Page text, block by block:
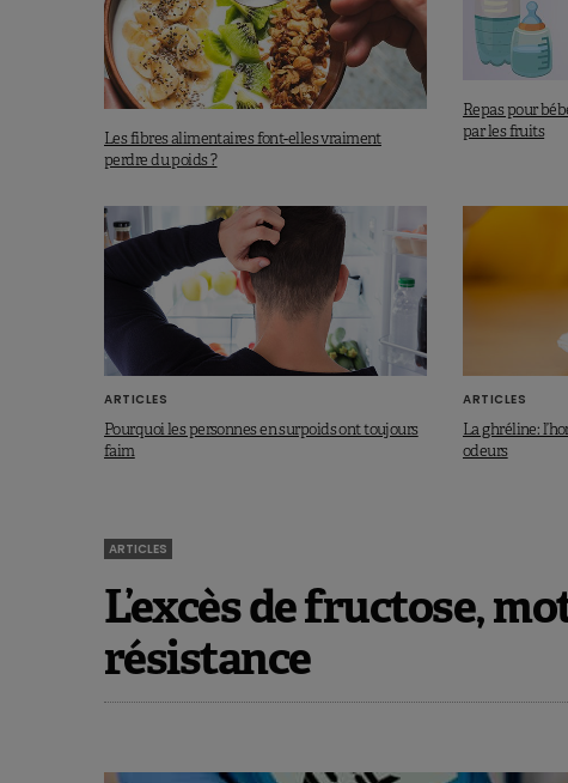
Les fibres alimentaires font-elles vraiment
perdre du poids ?
Repas pour
par les fruits
ARTICLES
Pourquoi les personnes en surpoids ont toujours
faim
ARTICLES
La ghréline:
odeurs
ARTICLES
L’excès de fructose,
résistance